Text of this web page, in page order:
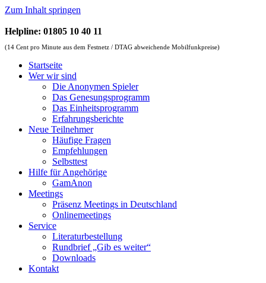
Zum Inhalt springen
Helpline: 01805 10 40 11
(14 Cent pro Minute aus dem Festnetz / DTAG abweichende Mobilfunkpreise)
Startseite
Wer wir sind
Die Anonymen Spieler
Das Genesungsprogramm
Das Einheitsprogramm
Erfahrungsberichte
Neue Teilnehmer
Häufige Fragen
Empfehlungen
Selbsttest
Hilfe für Angehörige
GamAnon
Meetings
Präsenz Meetings in Deutschland
Onlinemeetings
Service
Literaturbestellung
Rundbrief „Gib es weiter“
Downloads
Kontakt